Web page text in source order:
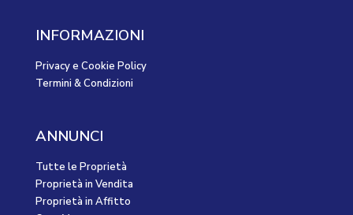
INFORMAZIONI
Privacy e Cookie Policy
Termini & Condizioni
ANNUNCI
Tutte le Proprietà
Proprietà in Vendita
Proprietà in Affitto